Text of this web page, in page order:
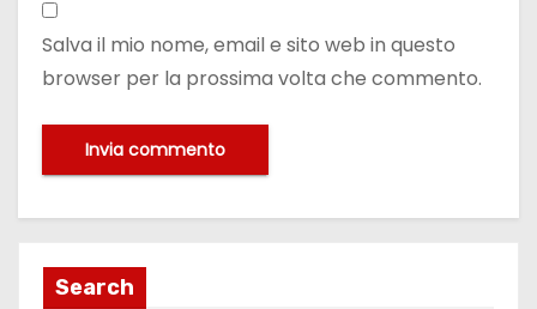
Salva il mio nome, email e sito web in questo
browser per la prossima volta che commento.
Search